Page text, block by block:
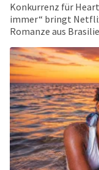
Konkurrenz für
immer“ bringt
Romanze aus